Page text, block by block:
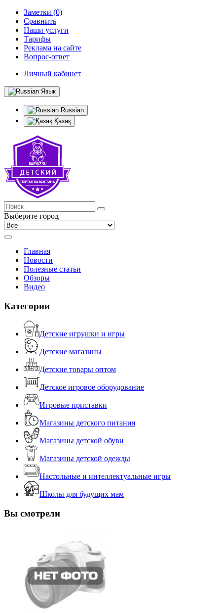
Заметки (0)
Сравнить
Наши услуги
Тарифы
Реклама на сайте
Вопрос-ответ
Личный кабинет
Язык
Russian
Қазақ
Выберите город
Главная
Новости
Полезные статьи
Обзоры
Видео
Категории
Детские игрушки и игры
Детские магазины
Детские товары оптом
Детское игровое оборудование
Игровые приставки
Магазины детского питания
Магазины детской обуви
Магазины детской одежды
Настольные и интеллектуальные игры
Школы для будущих мам
Вы смотрели